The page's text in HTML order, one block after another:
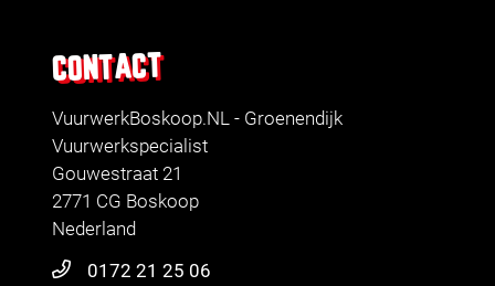
CONTACT
VuurwerkBoskoop.NL - Groenendijk
Vuurwerkspecialist
Gouwestraat 21
2771 CG Boskoop
Nederland
0172 21 25 06